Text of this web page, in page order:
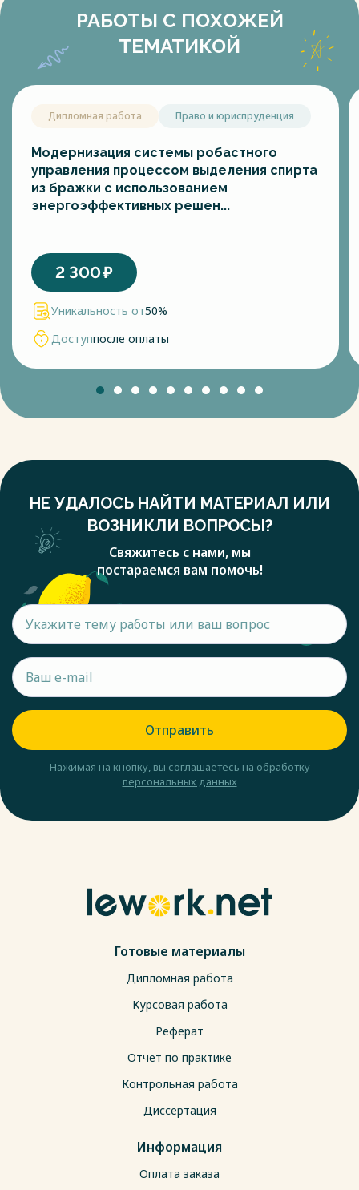
РАБОТЫ С ПОХОЖЕЙ
ТЕМАТИКОЙ
Дипломная работа Право и юриспруденция
Модернизация системы робастного
управления процессом выделения спирта
из бражки с использованием
энергоэффективных решен...
2 300₽
Уникальность от50%
Доступпосле оплаты
НЕ УДАЛОСЬ НАЙТИ МАТЕРИАЛ ИЛИ
ВОЗНИКЛИ ВОПРОСЫ?
Свяжитесь с нами, мы
постараемся вам помочь!
Отправить
Нажимая на кнопку, вы соглашаетесь на обработку
персональных данных
Готовые материалы
Дипломная работа
Курсовая работа
Реферат
Отчет по практике
Контрольная работа
Диссертация
Информация
Оплата заказа